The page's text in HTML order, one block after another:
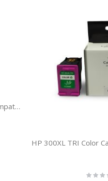
HP 303XL color cartucho de tinta compatible
Rating: